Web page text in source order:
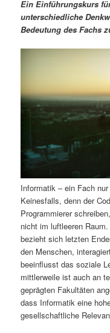
ä
r
n
n
l
t
s
p
n
d
r
n
h
a
l
t
n
a
v
i
o
Ein Einführungskurs
unterschiedliche
Bedeutung des Fachs
Informatik – ein Fach
Keinesfalls, denn der
Programmierer
nicht im luftleeren
bezieht sich letzten
den Menschen,
beeinflusst das soziale
mittlerweile ist auch an
geprägten Fakultäten
dass Informatik eine
gesellschaftliche